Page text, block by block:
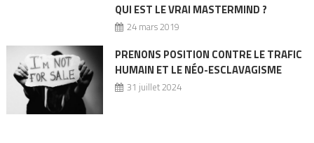
QUI EST LE VRAI MASTERMIND ?
24 mars 2019
PRENONS POSITION CONTRE LE TRAFIC
HUMAIN ET LE NÉO-ESCLAVAGISME
31 juillet 2024